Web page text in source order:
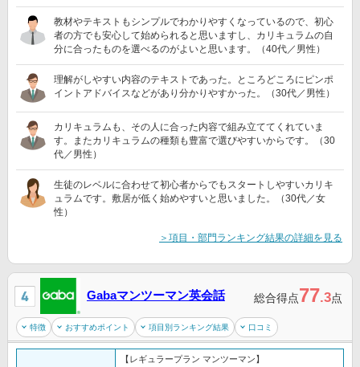
教材やテキストもシンプルでわかりやすくなっているので、初心
者の方でも安心して始められると思いますし、カリキュラムの自
分に合ったものを選べるのがよいと思います。（40代／男性）
理解がしやすい内容のテキストであった。ところどころにピンポ
イントアドバイスなどがあり分かりやすかった。（30代／男性）
カリキュラムも、その人に合った内容で組み立ててくれていま
す。またカリキュラムの種類も豊富で選びやすいからです。（30
代／男性）
生徒のレベルに合わせて初心者からでもスタートしやすいカリキ
ュラムです。敷居が低く始めやすいと思いました。（30代／女
性）
＞項目・部門ランキング結果の詳細を見る
Gabaマンツーマン英会話 総合得点77.3点
特徴 おすすめポイント 項目別ランキング結果 口コミ
【レギュラープラン マンツーマン】